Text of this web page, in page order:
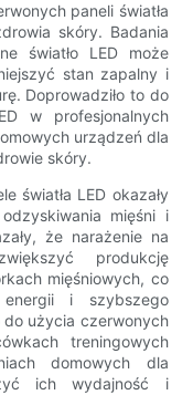
paneli światła
skóry. Badania
światło LED może
stan zapalny i
Doprowadziło to do
w profesjonalnych
urządzeń dla
skóry.
światła LED okazały
mięśni i
że narażenie na
produkcję
mięśniowych, co
i szybszego
do użycia czerwonych
treningowych
domowych dla
ich wydajność i